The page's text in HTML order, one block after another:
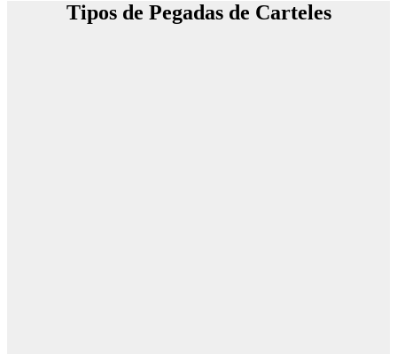
Tipos de Pegadas de Carteles